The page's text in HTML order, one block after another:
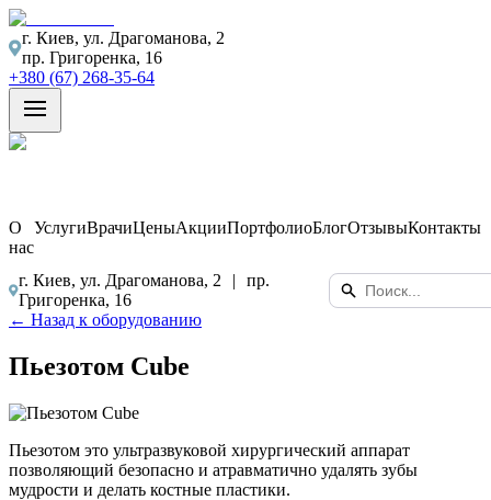
г. Киев, ул. Драгоманова, 2
пр. Григоренка, 16
+380 (67) 268-35-64
О
нас
УслугиВрачиЦеныАкцииПортфолиоБлогОтзывыКонтакты
г. Киев, ул. Драгоманова, 2 |
пр.
Григоренка, 16
← Назад к оборудованию
Пьезотом Cube
Пьезотом это ультразвуковой хирургический аппарат
позволяющий безопасно и атравматично удалять зубы
мудрости и делать костные пластики.